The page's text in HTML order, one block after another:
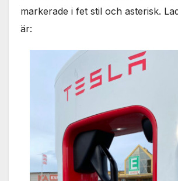
markerade i fet stil och asterisk.
är: